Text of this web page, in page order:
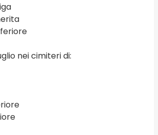
nei cimiteri di: